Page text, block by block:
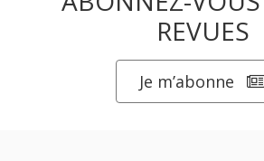
REVUES
Je m’abonne